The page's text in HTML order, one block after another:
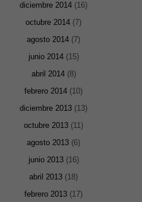
diciembre 2014 (16)
octubre 2014 (7)
agosto 2014 (7)
junio 2014(15)
abril 2014(8)
febrero 2014 (10)
diciembre 2013 (13)
octubre 2013 (11)
agosto 2013 (6)
junio 2013(16)
abril 2013 (18)
febrero 2013 (17)
Al compartir tus
comportamiento
nuestro sitio,
aumentas la
posibilidad de
ver contenido y
ofertas
personalizados.